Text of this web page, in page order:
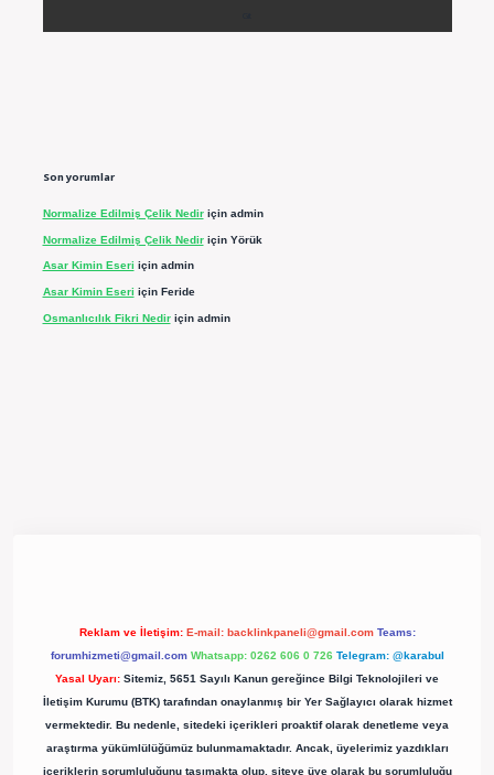
Son yorumlar
Normalize Edilmiş Çelik Nediriçin admin
Normalize Edilmiş Çelik Nediriçin Yörük
Asar Kimin Eseri için admin
Asar Kimin Eseri için Feride
Osmanlıcılık Fikri Nediriçin admin
Reklam ve İletişim: E-mail: backlinkpaneli@gmail.com Teams:
forumhizmeti@gmail.com Whatsapp: 0262 606 0 726 Telegram: @karabul
Yasal Uyarı: Sitemiz, 5651 Sayılı Kanun gereğince Bilgi Teknolojileri ve
İletişim Kurumu (BTK) tarafından onaylanmış bir Yer Sağlayıcı olarak hizmet
vermektedir. Bu nedenle, sitedeki içerikleri proaktif olarak denetleme veya
araştırma yükümlülüğümüz bulunmamaktadır. Ancak, üyelerimiz yazdıkları
içeriklerin sorumluluğunu taşımakta olup, siteye üye olarak bu sorumluluğu